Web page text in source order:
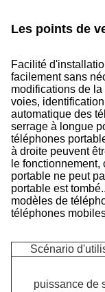
Les points de
Facilité
facilement sans
modifications de la
voies,
automatique des
serrage à longue
téléphones
à droite peuvent
le
portable ne peut
portable est tombé..
modèles de
téléphones
Scénario
puissance de